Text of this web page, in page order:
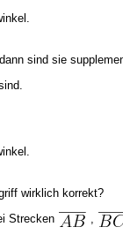
sind sie
wirklich korrekt?
Strecken